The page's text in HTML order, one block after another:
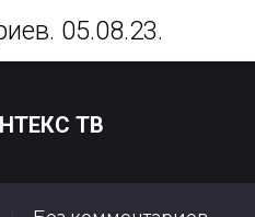
ТВ
05.08.23.